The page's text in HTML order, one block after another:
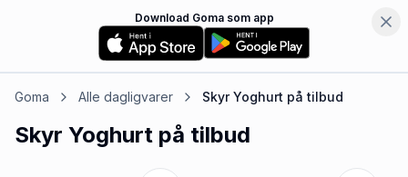
Download Goma som app
Goma Alle dagligvarer Skyr Yoghurt på tilbud
Skyr Yoghurt på tilbud